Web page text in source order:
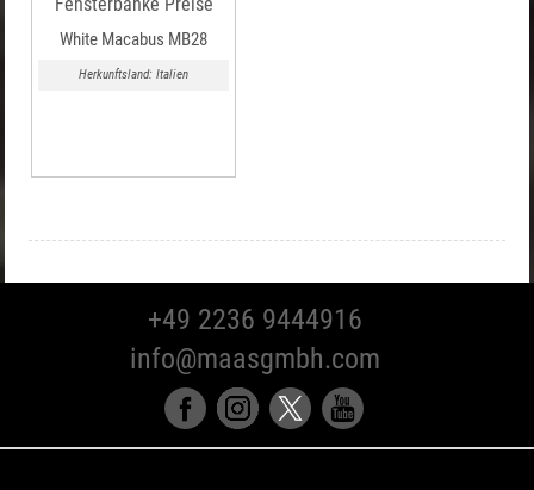
White Macabus MB28
Herkunftsland: Italien
+49 2236 9444916
info@maasgmbh.com